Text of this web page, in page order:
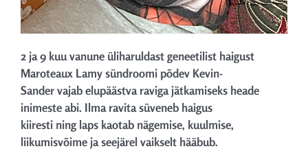
2 ja 9 kuu vanune üliharuldast geneetilist haigust
Maroteaux Lamy sündroomi põdev Kevin-
Sander vajab elupäästva raviga jätkamiseks heade
inimeste abi. Ilma ravita süveneb haigus
kiiresti ning laps kaotab nägemise, kuulmise,
liikumisvõime ja seejärel vaikselt hääbub.